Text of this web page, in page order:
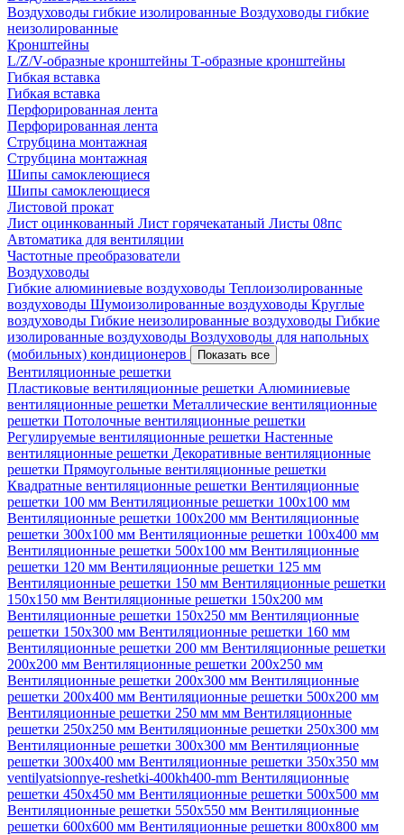
Воздуховоды гибкие изолированные Воздуховоды гибкие
неизолированные
Кронштейны
L/Z/V-образные кронштейны Т-образные кронштейны
Гибкая вставка
Гибкая вставка
Перфорированная лента
Перфорированная лента
Струбцина монтажная
Струбцина монтажная
Шипы самоклеющиеся
Шипы самоклеющиеся
Листовой прокат
Лист оцинкованный Лист горячекатаный Листы 08пс
Автоматика для вентиляции
Частотные преобразователи
Воздуховоды
Гибкие алюминиевые воздуховоды Теплоизолированные
воздуховоды Шумоизолированные воздуховоды Круглые
воздуховоды Гибкие неизолированные воздуховоды Гибкие
изолированные воздуховоды Воздуховоды для напольных
(мобильных) кондиционеров
Показать все
Вентиляционные решетки
Пластиковые вентиляционные решетки Алюминиевые
вентиляционные решетки Металлические вентиляционные
решетки Потолочные вентиляционные решетки
Регулируемые вентиляционные решетки Настенные
вентиляционные решетки Декоративные вентиляционные
решетки Прямоугольные вентиляционные решетки
Квадратные вентиляционные решетки Вентиляционные
решетки 100 мм Вентиляционные решетки 100х100 мм
Вентиляционные решетки 100х200 мм Вентиляционные
решетки 300х100 мм Вентиляционные решетки 100х400 мм
Вентиляционные решетки 500х100 мм Вентиляционные
решетки 120 мм Вентиляционные решетки 125 мм
Вентиляционные решетки 150 мм Вентиляционные решетки
150х150 мм Вентиляционные решетки 150х200 мм
Вентиляционные решетки 150х250 мм Вентиляционные
решетки 150х300 мм Вентиляционные решетки 160 мм
Вентиляционные решетки 200 мм Вентиляционные решетки
200х200 мм Вентиляционные решетки 200х250 мм
Вентиляционные решетки 200х300 мм Вентиляционные
решетки 200х400 мм Вентиляционные решетки 500х200 мм
Вентиляционные решетки 250 мм мм Вентиляционные
решетки 250х250 мм Вентиляционные решетки 250х300 мм
Вентиляционные решетки 300х300 мм Вентиляционные
решетки 300х400 мм Вентиляционные решетки 350х350 мм
ventilyatsionnye-reshetki-400kh400-mm Вентиляционные
решетки 450х450 мм Вентиляционные решетки 500х500 мм
Вентиляционные решетки 550х550 мм Вентиляционные
решетки 600х600 мм Вентиляционные решетки 800х800 мм